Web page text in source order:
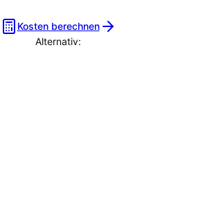
Kosten berechnen
Alternativ: